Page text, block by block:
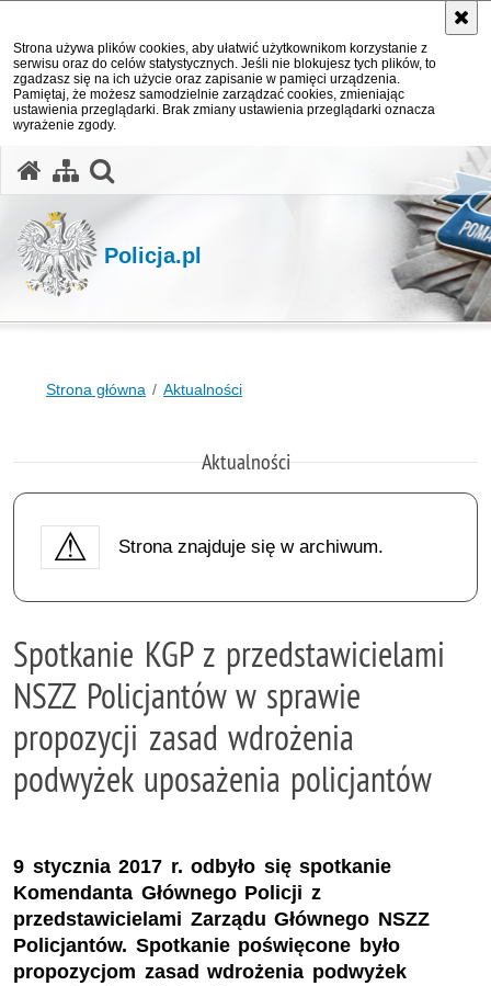
Strona używa plików cookies, aby ułatwić użytkownikom korzystanie z
serwisu oraz do celów statystycznych. Jeśli nie blokujesz tych plików, to
zgadzasz się na ich użycie oraz zapisanie w pamięci urządzenia.
Pamiętaj, że możesz samodzielnie zarządzać cookies, zmieniając
ustawienia przeglądarki. Brak zmiany ustawienia przeglądarki oznacza
wyrażenie zgody.
Policja.pl
Strona główna Aktualności
Aktualności
Strona znajduje się w archiwum.
Spotkanie KGP z przedstawicielami
NSZZ Policjantów w sprawie
propozycji zasad wdrożenia
podwyżek uposażenia policjantów
9 stycznia 2017 r. odbyło się spotkanie
Komendanta Głównego Policji z
przedstawicielami Zarządu Głównego NSZZ
Policjantów. Spotkanie poświęcone było
propozycjom zasad wdrożenia podwyżek